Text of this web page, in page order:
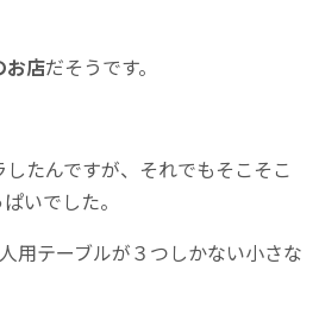
お店だそうです。
たんですが、それでもそこそこ
いでした。
用テーブルが３つしかない小さな